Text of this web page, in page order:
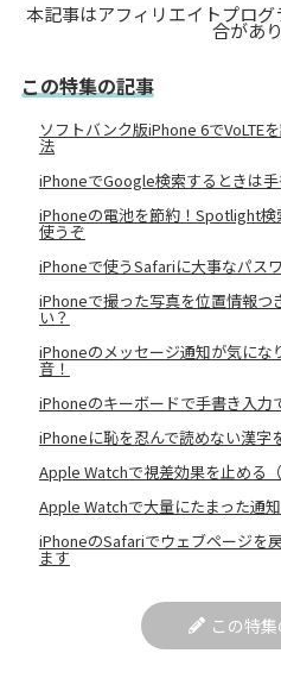
本記事はアフィリエイトプロ
合があ
この特集の記事
ソフトバンク版iPhone 6でVoLTE
法
iPhoneでGoogle検索するときは
iPhoneの電池を節約！Spotlight検
使うぞ
iPhoneで使うSafariに大事なパス
iPhoneで撮った写真を位置情報つ
い？
iPhoneのメッセージ通知が気にな
音！
iPhoneのキーボードで手書き入力
iPhoneに恥を忍んで読めない漢字
Apple Watchで視差効果を止める
Apple Watchで大量にたまった通
iPhoneのSafariでウェブページを
ます
この特